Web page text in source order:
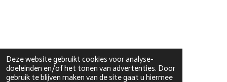
Deze website gebruikt cookies voor analyse-
doeleinden en/of het tonen van advertenties. Door
gebruik te blijven maken van de site gaat u hiermee